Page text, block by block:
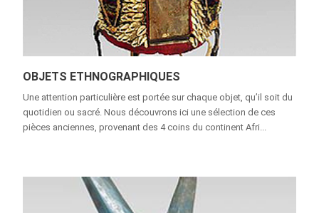
OBJETS ETHNOGRAPHIQUES
Une attention particulière est portée sur chaque objet, qu’il soit du
quotidien ou sacré. Nous découvrons ici une sélection de ces
pièces anciennes, provenant des 4 coins du continent Afri...